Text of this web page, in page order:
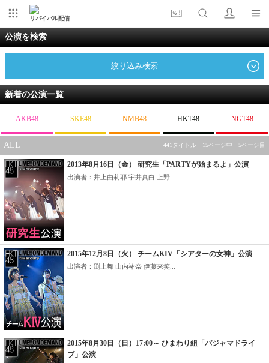
リバイバル配信
公演を検索
絞り込み検索
新着の公演一覧
AKB48 SKE48 NMB48 HKT48 NGT48
ALL 441タイトル 15ページ中 5ページ目
2013年8月16日（金） 研究生「PARTYが始まるよ」公演
出演者：井上由莉耶 宇井真白 上野...
2015年12月8日（火） チームKIV「シアターの女神」公演
出演者：渕上舞 山内祐奈 伊藤来笑...
2015年8月30日（日）17:00～ ひまわり組「パジャマドライ
ブ」公演